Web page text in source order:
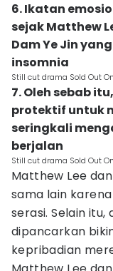
6. Ikatan
sejak Matthew
Dam Ye Jin
insomnia
Still cut drama Sold Out
7. Oleh sebab
protektif untuk
seringkali
berjalan
Still cut drama Sold Out
Matthew Lee
sama lain
serasi. Selain itu,
dipancarkan
kepribadian